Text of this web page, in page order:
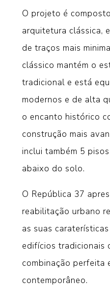
O projeto é
arquitetura clássica,
de traços mais
clássico mantém o
tradicional e está
modernos e de alta
o encanto histórico
construção mais
inclui também 5
abaixo do solo.
O República 37
reabilitação urbano
as suas
edifícios tradicionais
combinação perfeita
contemporâneo.